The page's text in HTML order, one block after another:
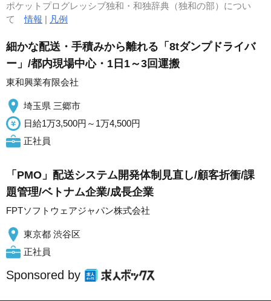
ポケットプログレッシブ独和・和独辞典（独和の部）につい
て情報 | 凡例
細かな配送・手積みから離れる「8tダンプドライバ
ー」/都内現場中心・1日1～3回運搬
東和興業有限会社
埼玉県 三郷市
日給1万3,500円～1万4,500円
正社員
「PMO」配送システム開発体制見直し/顧客折衝/課
題管理/ベトナム企業/成長企業
FPTソフトウェアジャパン株式会社
東京都 渋谷区
正社員
Sponsored by